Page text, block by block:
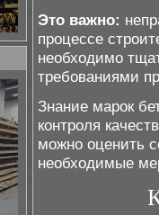
Это важно:
процессе
необходимо
требованиями
Знание марок
контроля
можно оценить
необходимые